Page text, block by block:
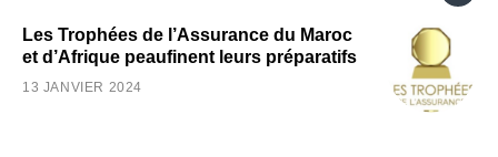
Les Trophées de l’Assurance du Maroc
et d’Afrique peaufinent leurs préparatifs
13 JANVIER 2024